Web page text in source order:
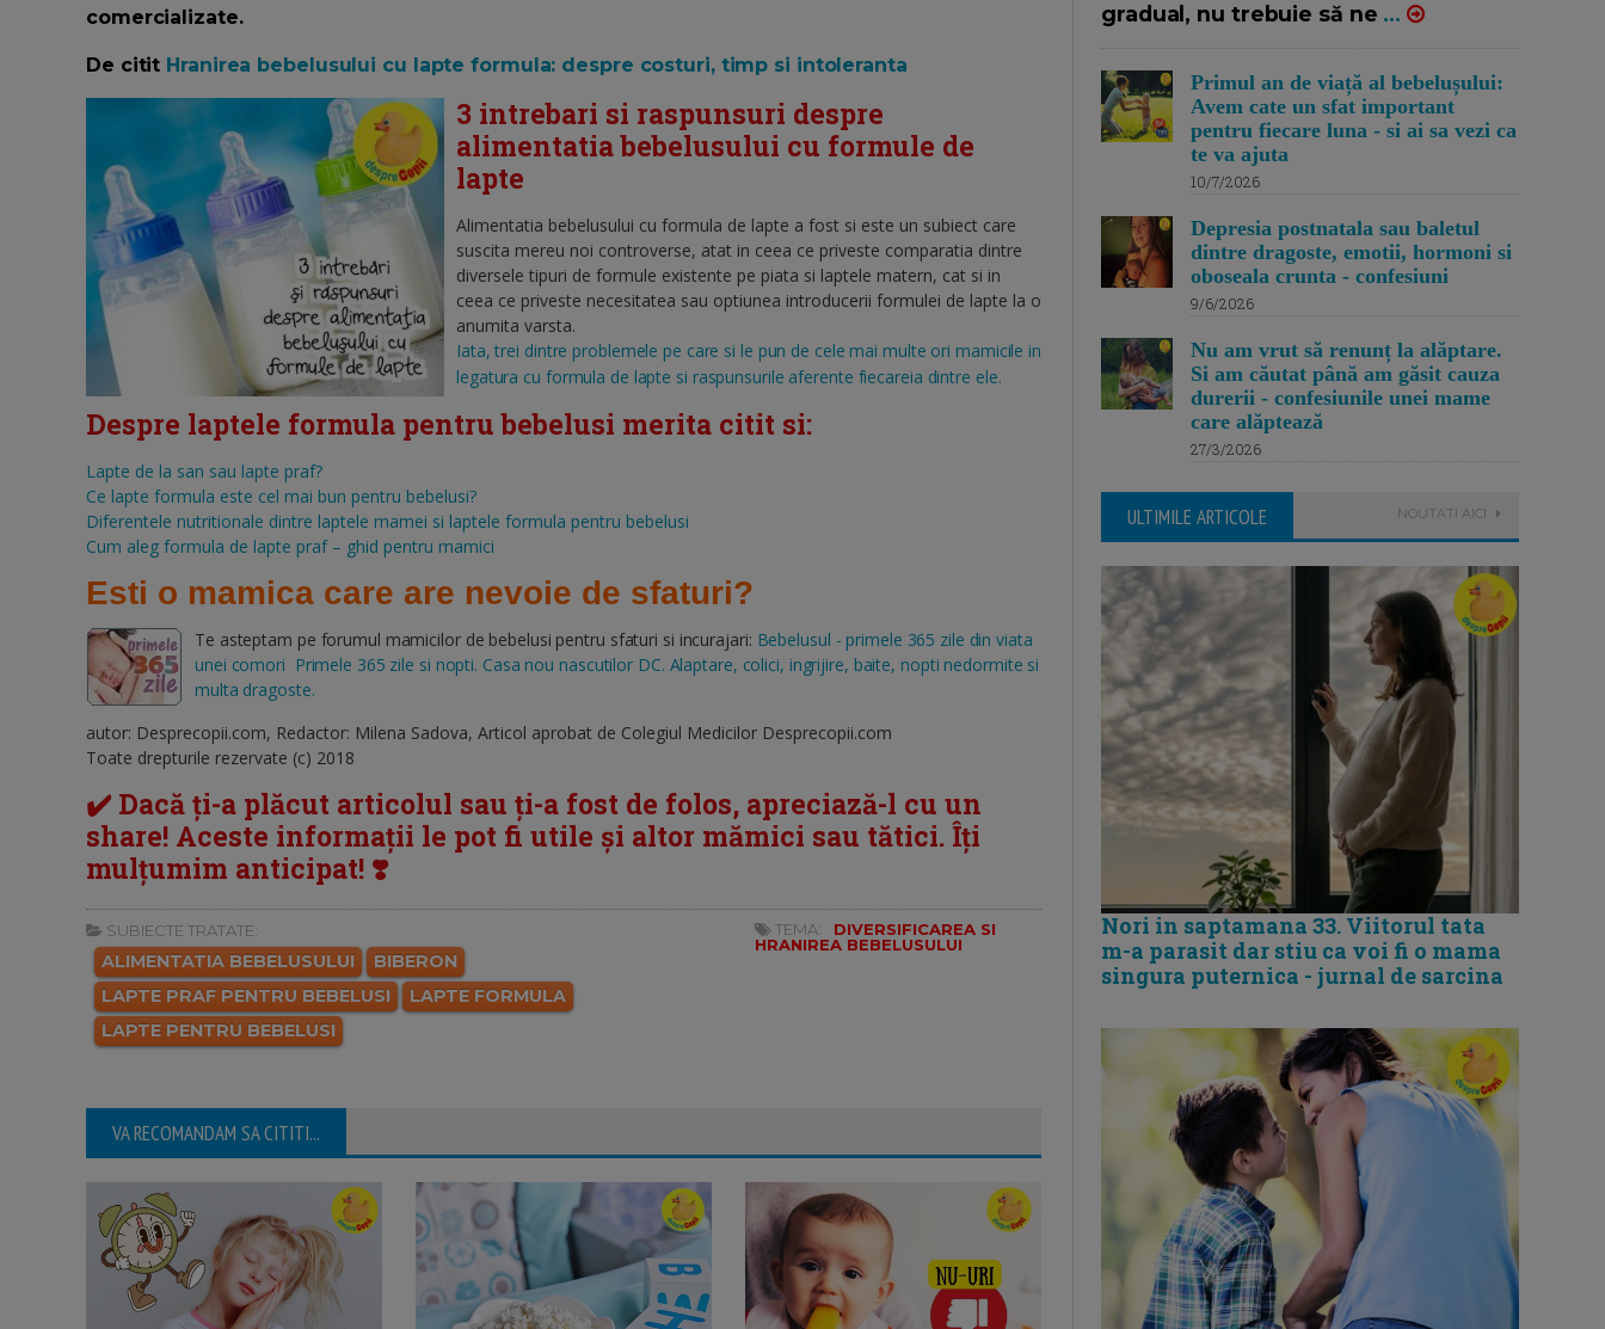
comercializate.
De citit Hranirea bebelusului cu lapte formula: despre costuri, timp si intoleranta
3 intrebari si raspunsuri despre
alimentatia bebelusului cu formule de
lapte
Alimentatia bebelusului cu formula de lapte a fost si este un subiect care
suscita mereu noi controverse, atat in ceea ce priveste comparatia dintre
diversele tipuri de formule existente pe piata si laptele matern, cat si in
ceea ce priveste necesitatea sau optiunea introducerii formulei de lapte la o
anumita varsta.
Iata, trei dintre problemele pe care si le pun de cele mai multe ori mamicile in
legatura cu formula de lapte si raspunsurile aferente fiecareia dintre ele.
Despre laptele formula pentru bebelusi merita citit si:
Lapte de la san sau lapte praf?
Ce lapte formula este cel mai bun pentru bebelusi?
Diferentele nutritionale dintre laptele mamei si laptele formula pentru bebelusi
Cum aleg formula de lapte praf – ghid pentru mamici
Esti o mamica care are nevoie de sfaturi?
Te asteptam pe forumul mamicilor de bebelusi pentru sfaturi si incurajari: Bebelusul - primele 365 zile din viata
unei comori Primele 365 zile si nopti. Casa nou nascutilor DC. Alaptare, colici, ingrijire, baite, nopti nedormite si
multa dragoste.
autor: Desprecopii.com, Redactor: Milena Sadova, Articol aprobat de Colegiul Medicilor Desprecopii.com
Toate drepturile rezervate (c) 2018
✔️ Dacă ți-a plăcut articolul sau ți-a fost de folos, apreciază-l cu un
share! Aceste informații le pot fi utile și altor mămici sau tătici. Îți
mulțumim anticipat! ❣️
SUBIECTE TRATATE:
ALIMENTATIA BEBELUSULUI
BIBERON
LAPTE PRAF PENTRU BEBELUSI
LAPTE FORMULA
LAPTE PENTRU BEBELUSI
TEMA:
DIVERSIFICAREA SI
HRANIREA BEBELUSULUI
VA RECOMANDAM SA CITITI...
gradual, nu trebuie să ne ...
Primul an de viață al bebelușului:
Avem cate un sfat important
pentru fiecare luna - si ai sa vezi ca
te va ajuta
10/7/2026
Depresia postnatala sau baletul
dintre dragoste, emotii, hormoni si
oboseala crunta - confesiuni
9/6/2026
Nu am vrut să renunț la alăptare.
Si am căutat până am găsit cauza
durerii - confesiunile unei mame
care alăptează
27/3/2026
ULTIMILE ARTICOLE NOUTATI AICI
Nori in saptamana 33. Viitorul tata
m-a parasit dar stiu ca voi fi o mama
singura puternica - jurnal de sarcina